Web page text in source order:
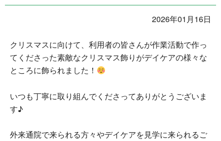
2026年01月16日
クリスマスに向けて、利用者の皆さんが作業活動で作っ
てくださった素敵なクリスマス飾りがデイケアの様々な
ところに飾られました！
いつも丁寧に取り組んでくださってありがとうございま
す♪
外来通院で来られる方々やデイケアを見学に来られるご